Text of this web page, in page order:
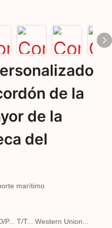
de la
de la
del
marítimo
P... T/T... Western Union...